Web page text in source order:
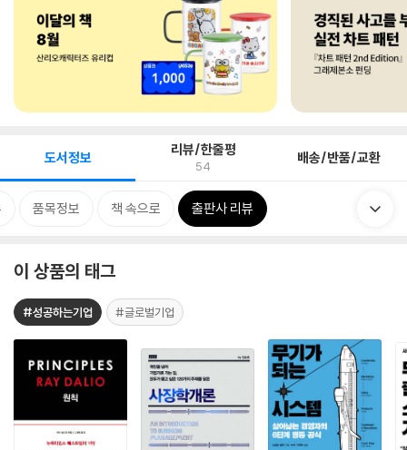
도서정보 리뷰/한줄평
54 배송/반품/교환
품목정보 책 속으로 출판사 리뷰
이 상품의 태그
#성공하는기업 #글로벌기업